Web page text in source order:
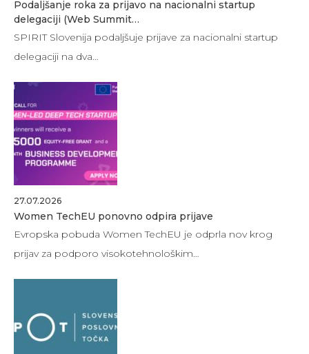
Podaljšanje roka za prijavo na nacionalni startup
delegaciji (Web Summit…
SPIRIT Slovenija podaljšuje prijave za nacionalni startup
delegaciji na dva…
27.07.2026
Women TechEU ponovno odpira prijave
Evropska pobuda Women TechEU je odprla nov krog
prijav za podporo visokotehnološkim…